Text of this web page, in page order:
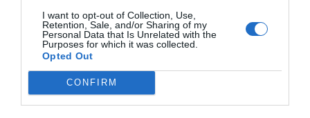
I want to opt-out of Collection, Use,
Retention, Sale, and/or Sharing of my
Personal Data that Is Unrelated with the
Purposes for which it was collected.
Opted Out
CONFIRM